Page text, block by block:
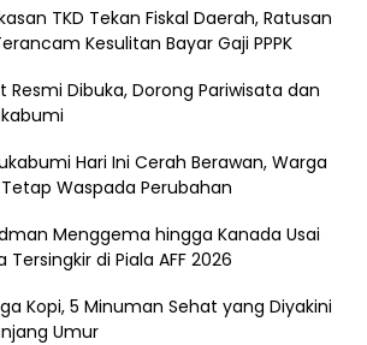
TKD Tekan Fiskal Daerah, Ratusan
Kesulitan Bayar Gaji PPPK
Resmi Dibuka, Dorong Pariwisata dan
Hari Ini Cerah Berawan, Warga
Waspada Perubahan
Menggema hingga Kanada Usai
Tersingkir di Piala AFF 2026
Kopi, 5 Minuman Sehat yang Diyakini
Umur